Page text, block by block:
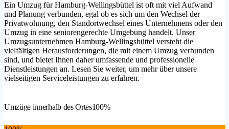
Ein Umzug für Hamburg-Wellingsbüttel ist oft mit viel Aufwand
und Planung verbunden, egal ob es sich um den Wechsel der
Privatwohnung, den Standortwechsel eines Unternehmens oder den
Umzug in eine seniorengerechte Umgebung handelt. Unser
Umzugsunternehmen Hamburg-Wellingsbüttel versteht die
vielfältigen Herausforderungen, die mit einem Umzug verbunden
sind, und bietet Ihnen daher umfassende und professionelle
Dienstleistungen an. Lesen Sie weiter, um mehr über unsere
vielseitigen Serviceleistungen zu erfahren.
Umzüge innerhalb des Ortes100%